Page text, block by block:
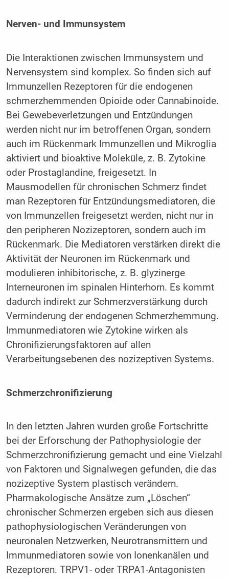
Nerven- und Immunsystem
Die Interaktionen zwischen Immunsystem und
Nervensystem sind komplex. So finden sich auf
Immunzellen Rezeptoren für die endogenen
schmerzhemmenden Opioide oder Cannabinoide.
Bei Gewebeverletzungen und Entzündungen
werden nicht nur im betroffenen Organ, sondern
auch im Rückenmark Immunzellen und Mikroglia
aktiviert und bioaktive Moleküle, z. B. Zytokine
oder Prostaglandine, freigesetzt. In
Mausmodellen für chronischen Schmerz findet
man Rezeptoren für Entzündungsmediatoren, die
von Immunzellen freigesetzt werden, nicht nur in
den peripheren Nozizeptoren, sondern auch im
Rückenmark. Die Mediatoren verstärken direkt die
Aktivität der Neuronen im Rückenmark und
modulieren inhibitorische, z. B. glyzinerge
Interneuronen im spinalen Hinterhorn. Es kommt
dadurch indirekt zur Schmerzverstärkung durch
Verminderung der endogenen Schmerzhemmung.
Immunmediatoren wie Zytokine wirken als
Chronifizierungsfaktoren auf allen
Verarbeitungsebenen des nozizeptiven Systems.
Schmerzchronifizierung
In den letzten Jahren wurden große Fortschritte
bei der Erforschung der Pathophysiologie der
Schmerzchronifizierung gemacht und eine Vielzahl
von Faktoren und Signalwegen gefunden, die das
nozizeptive System plastisch verändern.
Pharmakologische Ansätze zum „Löschen“
chronischer Schmerzen ergeben sich aus diesen
pathophysiologischen Veränderungen von
neuronalen Netzwerken, Neurotransmittern und
Immunmediatoren sowie von Ionenkanälen und
Rezeptoren. TRPV1- oder TRPA1-Antagonisten